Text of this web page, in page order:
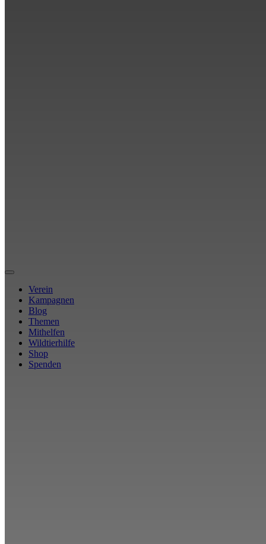
Verein
Kampagnen
Blog
Themen
Mithelfen
Wildtierhilfe
Shop
Spenden